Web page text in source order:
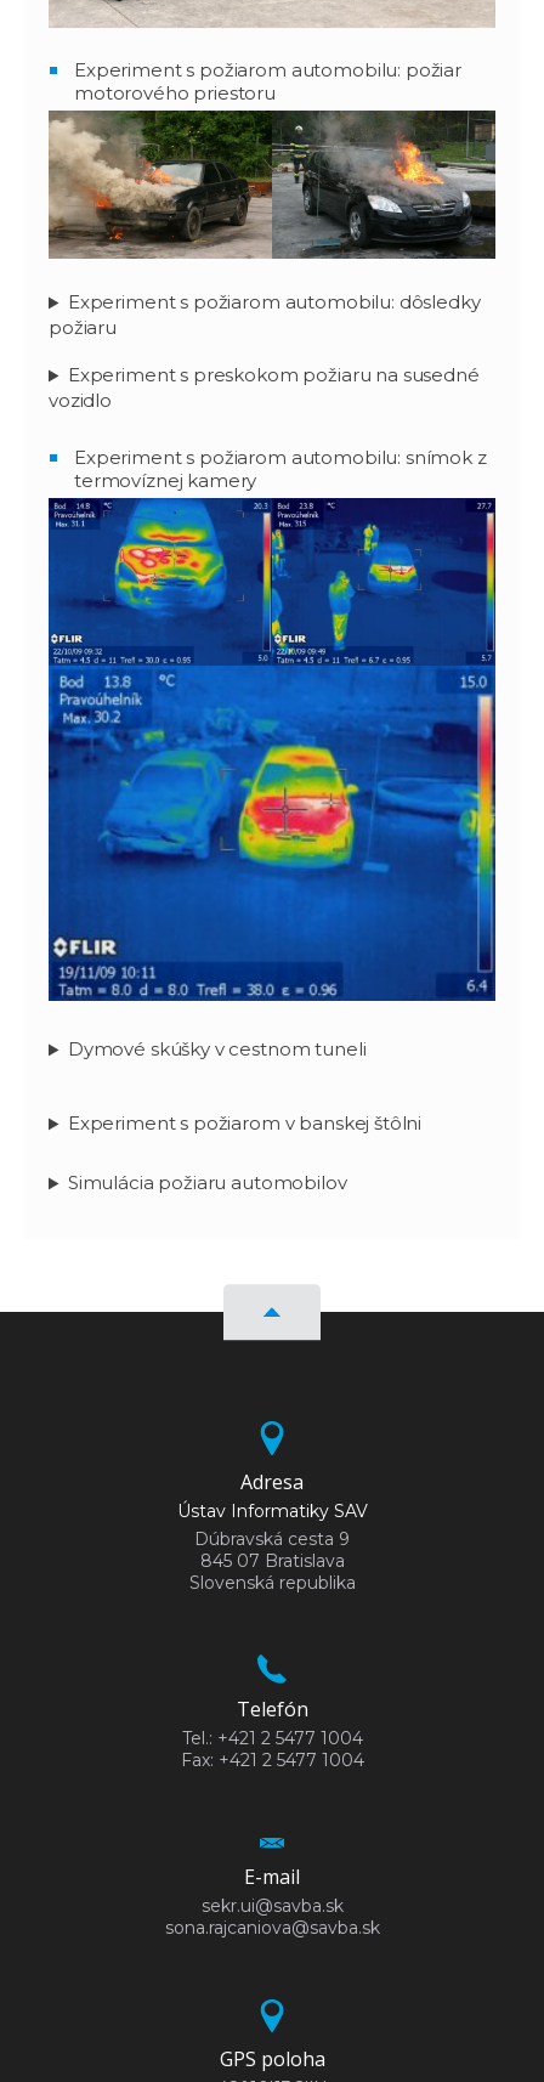
Experiment s požiarom automobilu: požiar
motorového priestoru
Experiment s požiarom automobilu: dôsledky
požiaru
Experiment s preskokom požiaru na susedné
vozidlo
Experiment s požiarom automobilu: snímok z
termovíznej kamery
Dymové skúšky v cestnom tuneli
Experiment s požiarom v banskej štôlni
Simulácia požiaru automobilov
Adresa
Ústav Informatiky SAV
Dúbravská cesta 9
845 07 Bratislava
Slovenská republika
Telefón
Tel.: +421 2 5477 1004
Fax: +421 2 5477 1004
E-mail
sekr.ui@savba.sk
sona.rajcaniova@savba.sk
GPS poloha